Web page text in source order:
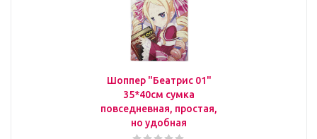
Шоппер "Беатрис 01"
35*40см сумка
повседневная, простая,
но удобная